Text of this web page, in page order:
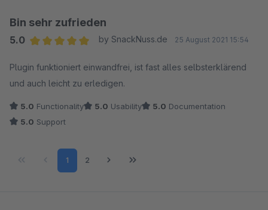
Mein Fazit: Ein tolles, nützliches Plugin und hervorragender
Viele Grüße
Joachim
Bin sehr zufrieden
5.0
by SnackNuss.de 25 August 2021 15:54
Plugin funktioniert einwandfrei, ist fast alles selbsterklärend
und auch leicht zu erledigen.
5.0 Functionality 5.0 Usability 5.0 Documentation
5.0 Support
Page
1 Page
2